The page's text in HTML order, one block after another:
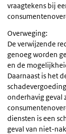
vraagtekens bij
Overweging:
De verwijzende
genoeg worden
en de
Daarnaast is het
onderhavig geval
diensten is een
geval van niet-